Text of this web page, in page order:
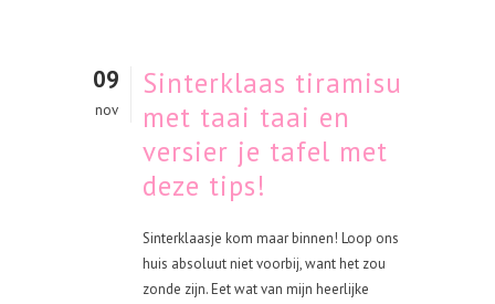
09
nov
Sinterklaas tiramisu
met taai taai en
versier je tafel met
deze tips!
Sinterklaasje kom maar binnen! Loop ons
huis absoluut niet voorbij, want het zou
zonde zijn. Eet wat van mijn heerlijke